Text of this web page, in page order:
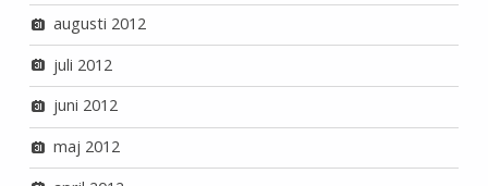
augusti 2012
juli 2012
juni 2012
maj 2012